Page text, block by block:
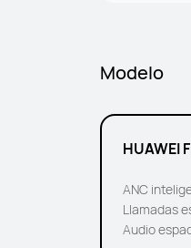
Modelo
HUAWEI
ANC
Llamadas
Audio